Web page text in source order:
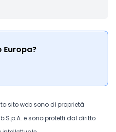
Europa?
sito web sono di proprietà
S.p.A. e sono protetti dal diritto